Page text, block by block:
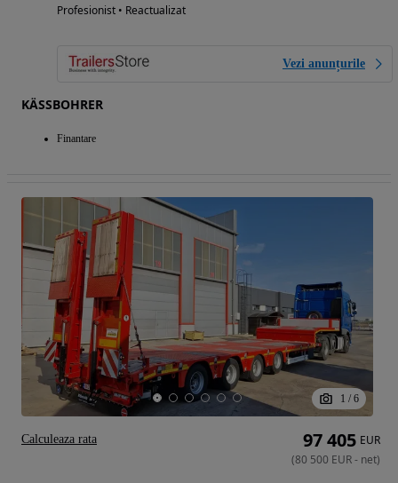
Profesionist • Reactualizat
Vezi anunțurile
KÄSSBOHRER
Finantare
1 / 6
97 405 EUR
(80 500 EUR- net)
Calculeaza rata